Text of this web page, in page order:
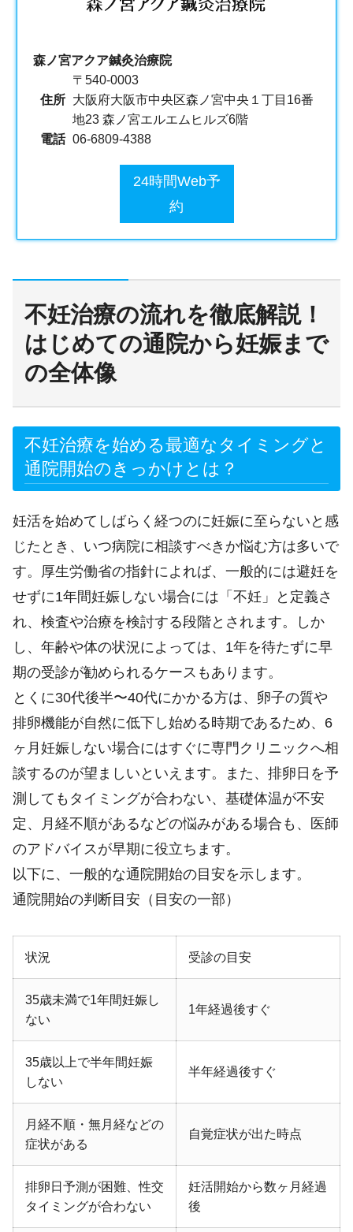
森ノ宮アクア鍼灸治療院
住所
〒540-0003
大阪府大阪市中央区森ノ宮中央１丁目16番
地23 森ノ宮エルエムヒルズ6階
電話 06-6809-4388
24時間Web予
約
不妊治療の流れを徹底解説！
はじめての通院から妊娠まで
の全体像
不妊治療を始める最適なタイミングと
通院開始のきっかけとは？
妊活を始めてしばらく経つのに妊娠に至らないと感
じたとき、いつ病院に相談すべきか悩む方は多いで
す。厚生労働省の指針によれば、一般的には避妊を
せずに1年間妊娠しない場合には「不妊」と定義さ
れ、検査や治療を検討する段階とされます。しか
し、年齢や体の状況によっては、1年を待たずに早
期の受診が勧められるケースもあります。
とくに30代後半〜40代にかかる方は、卵子の質や
排卵機能が自然に低下し始める時期であるため、6
ヶ月妊娠しない場合にはすぐに専門クリニックへ相
談するのが望ましいといえます。また、排卵日を予
測してもタイミングが合わない、基礎体温が不安
定、月経不順があるなどの悩みがある場合も、医師
のアドバイスが早期に役立ちます。
以下に、一般的な通院開始の目安を示します。
通院開始の判断目安（目安の一部）
状況 受診の目安
35歳未満で1年間妊娠し
ない
1年経過後すぐ
35歳以上で半年間妊娠
しない
半年経過後すぐ
月経不順・無月経などの
症状がある
自覚症状が出た時点
排卵日予測が困難、性交
タイミングが合わない
妊活開始から数ヶ月経過
後